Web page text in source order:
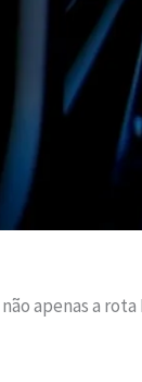
apenas a